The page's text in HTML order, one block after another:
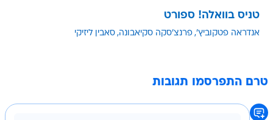
טניס בוואלה! ספורט
אנדראה פטקוביץ' פרנצ'סקה סקיאבונה סאבין ליזיקי
טרם התפרסמו תגובות